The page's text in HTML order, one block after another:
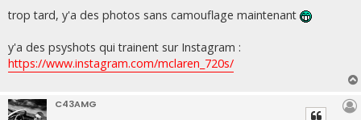
s
s
g
e
trop tard, y'a des photos sans camouflage maintenant
y'a des psyshots qui trainent sur Instagram :
https://www.instagram.com/mclaren_720s/
C43AMG